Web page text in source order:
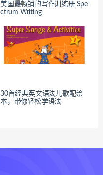
美国最畅销的写作训练册 Spe
ctrum Writing
30首经典英文语法儿歌配绘
本，带你轻松学语法